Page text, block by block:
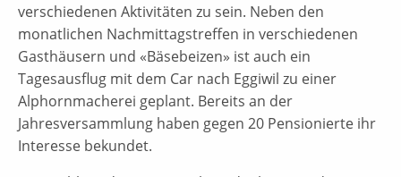
verschiedenen Aktivitäten zu sein. Neben den
monatlichen Nachmittagstreffen in verschiedenen
Gasthäusern und «Bäsebeizen» ist auch ein
Tagesausflug mit dem Car nach Eggiwil zu einer
Alphornmacherei geplant. Bereits an der
Jahresversammlung haben gegen 20 Pensionierte ihr
Interesse bekundet.